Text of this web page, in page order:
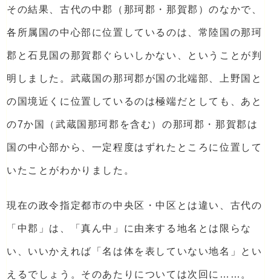
その結果、古代の中郡（那珂郡・那賀郡）のなかで、
各所属国の中心部に位置しているのは、常陸国の那珂
郡と石見国の那賀郡ぐらいしかない、ということが判
明しました。武蔵国の那珂郡が国の北端部、上野国と
の国境近くに位置しているのは極端だとしても、あと
の7か国（武蔵国那珂郡を含む）の那珂郡・那賀郡は
国の中心部から、一定程度はずれたところに位置して
いたことがわかりました。
現在の政令指定都市の中央区・中区とは違い、古代の
「中郡」は、「真ん中」に由来する地名とは限らな
い、いいかえれば「名は体を表していない地名」とい
えるでしょう。そのあたりについては次回に……。